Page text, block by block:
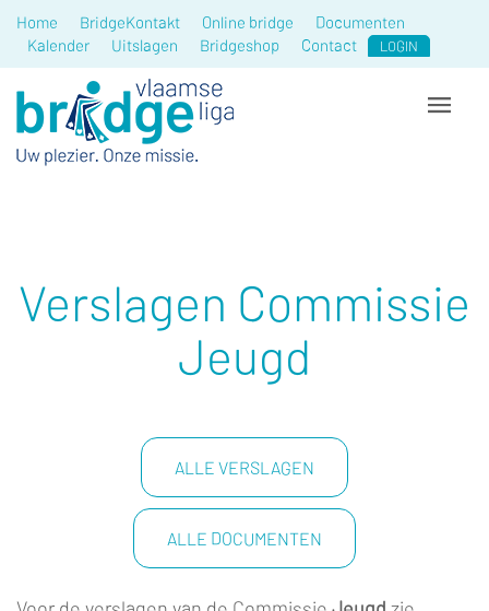
Home BridgeKontakt Online bridge
Documenten
Kalender
Uitslagen Bridgeshop Contact LOGIN
Verslagen Commissie
Jeugd
ALLE VERSLAGEN
ALLE DOCUMENTEN